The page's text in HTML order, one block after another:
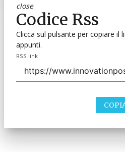
close
Codice Rss
Clicca sul pulsante per copiare il
appunti.
RSS link